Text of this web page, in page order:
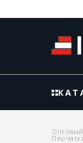
Оптовый